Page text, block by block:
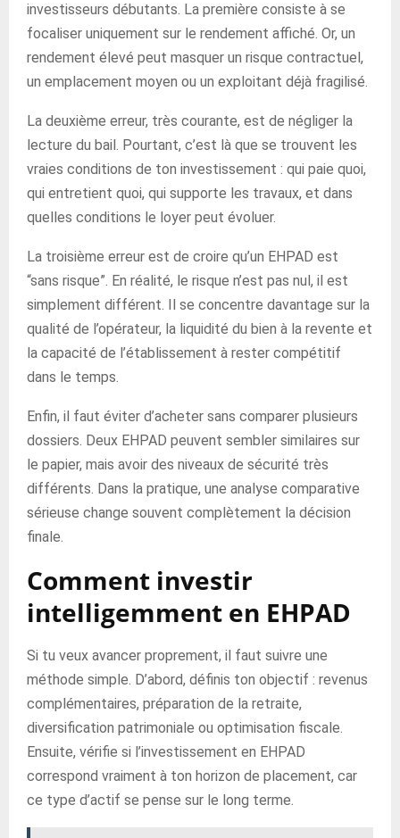
investisseurs débutants. La première consiste à se
focaliser uniquement sur le rendement affiché. Or, un
rendement élevé peut masquer un risque contractuel,
un emplacement moyen ou un exploitant déjà fragilisé.
La deuxième erreur, très courante, est de négliger la
lecture du bail. Pourtant, c’est là que se trouvent les
vraies conditions de ton investissement : qui paie quoi,
qui entretient quoi, qui supporte les travaux, et dans
quelles conditions le loyer peut évoluer.
La troisième erreur est de croire qu’un EHPAD est
“sans risque”. En réalité, le risque n’est pas nul, il est
simplement différent. Il se concentre davantage sur la
qualité de l’opérateur, la liquidité du bien à la revente et
la capacité de l’établissement à rester compétitif
dans le temps.
Enfin, il faut éviter d’acheter sans comparer plusieurs
dossiers. Deux EHPAD peuvent sembler similaires sur
le papier, mais avoir des niveaux de sécurité très
différents. Dans la pratique, une analyse comparative
sérieuse change souvent complètement la décision
finale.
Comment investir
intelligemment en EHPAD
Si tu veux avancer proprement, il faut suivre une
méthode simple. D’abord, définis ton objectif : revenus
complémentaires, préparation de la retraite,
diversification patrimoniale ou optimisation fiscale.
Ensuite, vérifie si l’investissement en EHPAD
correspond vraiment à ton horizon de placement, car
ce type d’actif se pense sur le long terme.